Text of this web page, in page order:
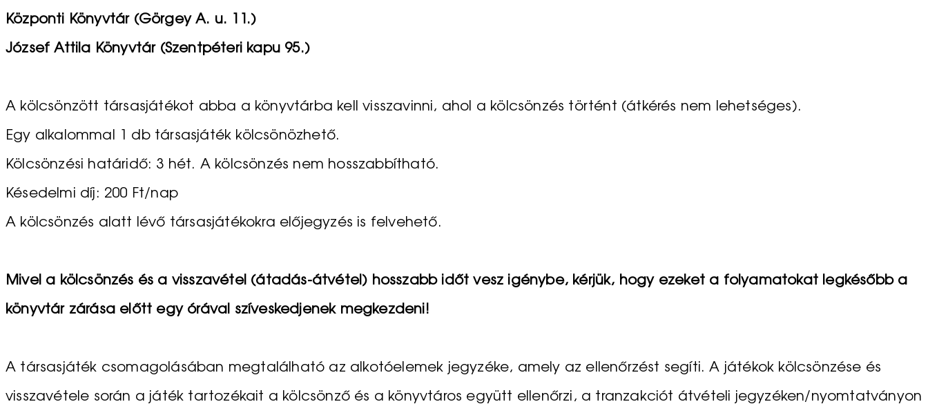
Központi Könyvtár (Görgey A. u. 11.)
József Attila Könyvtár (Szentpéteri kapu 95.)
A kölcsönzött társasjátékot abba a könyvtárba kell visszavinni, ahol a kölcsönzés történt (átkérés nem lehetséges).
Egy alkalommal 1 db társasjáték kölcsönözhető.
Kölcsönzési határidő: 3 hét. A kölcsönzés nem hosszabbítható.
Késedelmi díj: 200 Ft/nap
A kölcsönzés alatt lévő társasjátékokra előjegyzés is felvehető.
Mivel a kölcsönzés és a visszavétel (átadás-átvétel) hosszabb időt vesz igénybe, kérjük, hogy ezeket a folyamatokat legkésőbb a
könyvtár zárása előtt egy órával szíveskedjenek megkezdeni!
A társasjáték csomagolásában megtalálható az alkotóelemek jegyzéke, amely az ellenőrzést segíti. A játékok kölcsönzése és
visszavétele során a játék tartozékait a kölcsönző és a könyvtáros együtt ellenőrzi, a tranzakciót átvételi jegyzéken/nyomtatványon